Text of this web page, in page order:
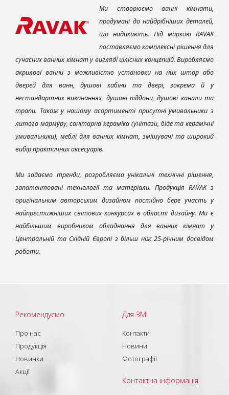
Ми створюємо ванні кімнати,
продумані до найдрібніших деталей,
що надихають. Під маркою RAVAK
поставляємо комплексні рішення для
сучасних ванних кімнат у вигляді цілісних концепцій. Виробляємо
акрилові ванни з можливістю установки на них штор або
дверей для ванн, душові кабіни та двері, зокрема й у
нестандартних виконаннях, душові піддони, душові канали та
трапи. Також у нашому асортименті присутні умивальники з
литого мармуру, санітарна кераміка (унітази, біде та керамічні
умивальники), меблі для ванних кімнат, змішувачі та широкий
вибір практичних аксесуарів.
Ми задаємо тренди, розробляємо унікальні технічні рішення,
запатентовані технології та матеріали. Продукція RAVAK з
оригінальним авторським дизайном постійно бере участь у
найпрестижніших світових конкурсах в області дизайну. Ми є
найбільшим виробником обладнання для ванних кімнат у
Центральній та Східній Європі з більш ніж 25-річним досвідом
роботи.
Рекомендуємо
Про нас
Продукція
Новинки
Акції
Для ЗМІ
Контакти
Новини
Фотографії
Контактна інформація